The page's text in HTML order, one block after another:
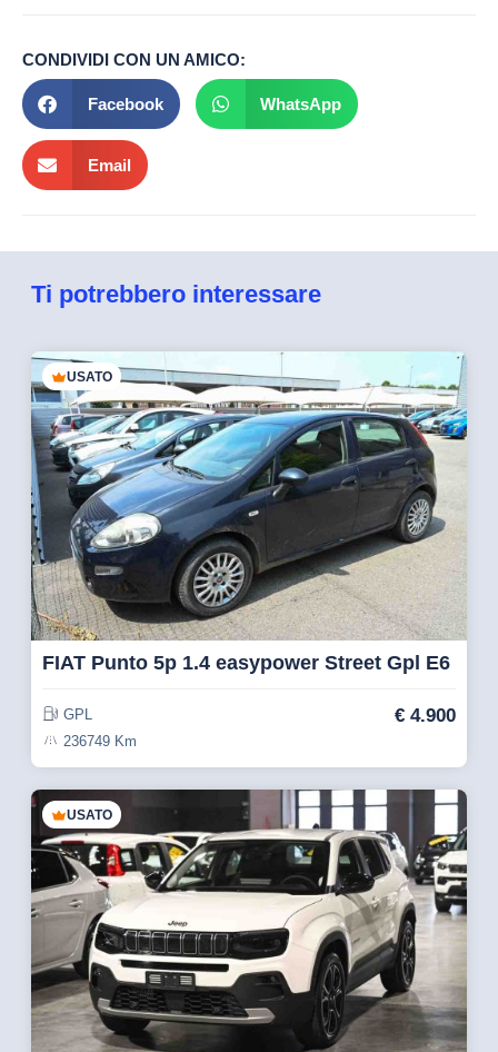
CONDIVIDI CON UN AMICO:
Facebook WhatsApp
Email
Ti potrebbero interessare
USATO
FIAT Punto 5p 1.4 easypower Street Gpl E6
GPL
236749 Km
€ 4.900
USATO